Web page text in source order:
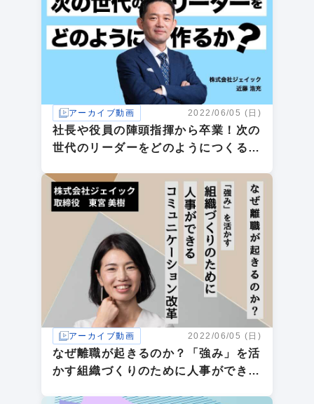
アーカイブ動画 2022/06/05 (日)
社長や役員の陣頭指揮から卒業！次の
世代のリーダーをどのようにつくる
アーカイブ動画 2022/06/05 (日)
なぜ離職が起きるのか？「強み」を活
かす組織づくりのために人事ができる